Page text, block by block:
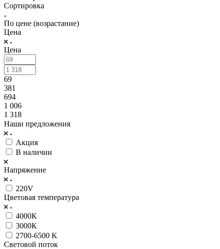
Сортировка
По цене (возрастание)
Цена
Цена
69
381
694
1 006
1 318
Наши предложения
Акция
В наличии
Напряжение
220V
Цветовая температура
4000К
3000К
2700-6500 K
Световой поток